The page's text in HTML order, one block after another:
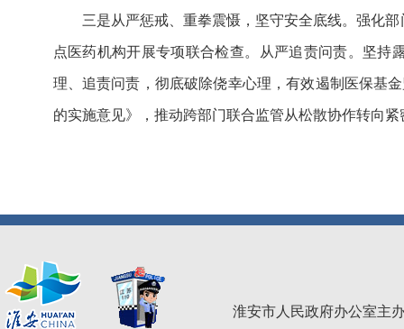
三是从严惩戒、重拳震慑，坚守安全底线。强化
点医药机构开展专项联合检查。从严追责问责。坚持
理、追责问责，彻底破除侥幸心理，有效遏制医保基
的实施意见》，推动跨部门联合监管从松散协作转向
淮安市人民政府办公室主